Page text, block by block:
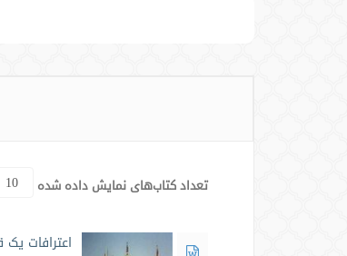
تعداد کتاب‌های نمایش داده شده
اعترافات یک